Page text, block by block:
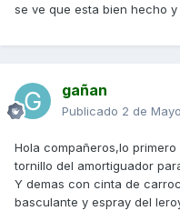
se ve que esta bien hecho
gañan
Publicado 2 de
Hola compañeros,lo
tornillo del amortiguador
Y demas con cinta de
basculante y espray del